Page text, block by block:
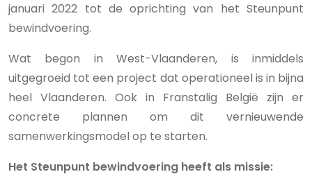
januari 2022 tot de oprichting van het Steunpunt
bewindvoering.
Wat begon in West-Vlaanderen, is inmiddels
uitgegroeid tot een project dat operationeel is in bijna
heel Vlaanderen. Ook in Franstalig België zijn er
concrete plannen om dit vernieuwende
samenwerkingsmodel op te starten.
Het Steunpunt bewindvoering heeft als missie: